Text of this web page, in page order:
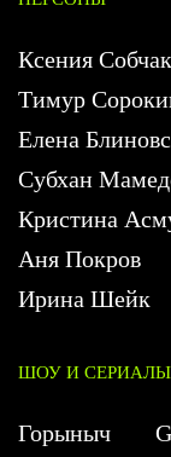
Ксения Собчак
Тимур
Елена
Субхан
Кристина
Аня Покров
Ирина Шейк
ШОУ И СЕРИАЛЫ
Горыныч